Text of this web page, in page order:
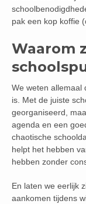
pak een kop koffie
Waarom
We weten allemaal
is. Met de juiste
georganiseerd,
agenda en een
chaotische
helpt het hebben
hebben zonder
En laten we eerlijk
aankomen tijdens